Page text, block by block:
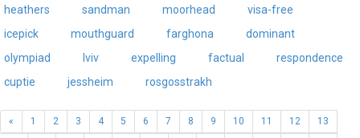
heathers
sandman moorhead
visa-free
icepick
mouthguard farghona
dominant
olympiad
lviv expelling factual
respondence
cuptie
jessheim rosgosstrakh
« 1 2 3 4 5 6 7 8 9 10 11 12 13